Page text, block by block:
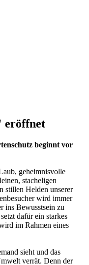
eröffnet
beginnt vor
geheimnisvolle
stacheligen
stillen Helden unserer
wird immer
ins Bewusstsein zu
dafür ein starkes
im Rahmen eines
sieht und das
verrät. Denn der